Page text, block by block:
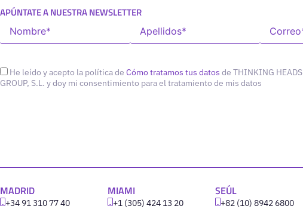
APÚNTATE A NUESTRA NEWSLETTER
He leído y acepto la política de Cómo tratamos tus datos de THINKING HEADS
GROUP, S.L. y doy mi consentimiento para el tratamiento de mis datos
MADRID
+34 91 310 77 40
MIAMI
+1 (305) 424 13 20
SEÚL
+82 (10) 8942 6800